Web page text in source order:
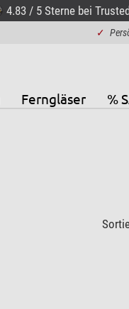
4.83 / 5 Sterne bei
✓
Ferngläser %